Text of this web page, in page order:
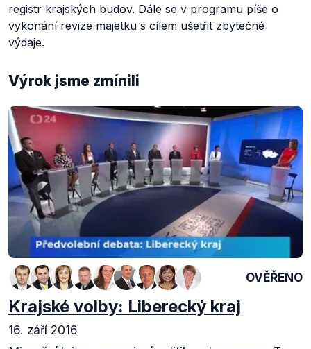
registr krajských budov. Dále se v programu píše o
vykonání revize majetku s cílem ušetřit zbytečné
výdaje.
Výrok jsme zmínili
OVĚŘENO
Krajské volby: Liberecký kraj
16. září 2016